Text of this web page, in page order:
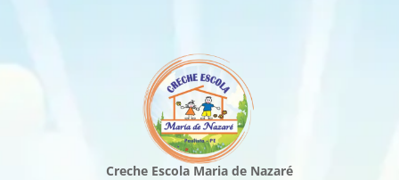
Creche Escola Maria de Nazaré